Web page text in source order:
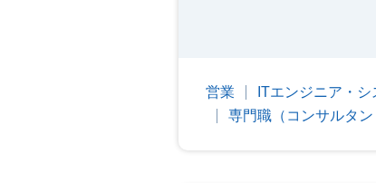
営業 ITエンジニア・
専門職（コンサルタン